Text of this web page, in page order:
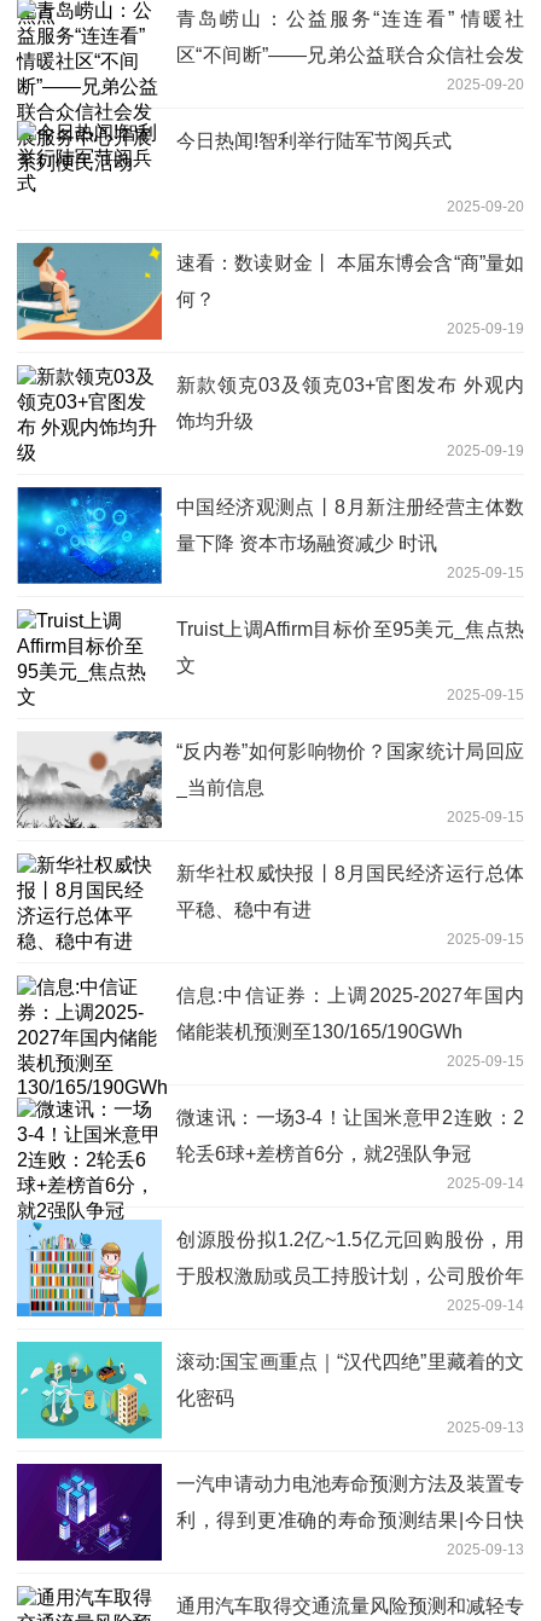
青岛崂山：公益服务“连连看” 情暖社
区“不间断”——兄弟公益联合众信社会发
2025-09-20
今日热闻!智利举行陆军节阅兵式
2025-09-20
速看：数读财金丨 本届东博会含“商”量如
何？
2025-09-19
新款领克03及领克03+官图发布 外观内
饰均升级
2025-09-19
中国经济观测点丨8月新注册经营主体数
量下降 资本市场融资减少 时讯
2025-09-15
Truist上调Affirm目标价至95美元_焦点热
文
2025-09-15
“反内卷”如何影响物价？国家统计局回应
_当前信息
2025-09-15
新华社权威快报丨8月国民经济运行总体
平稳、稳中有进
2025-09-15
信息:中信证券：上调2025-2027年国内
储能装机预测至130/165/190GWh
2025-09-15
微速讯：一场3-4！让国米意甲2连败：2
轮丢6球+差榜首6分，就2强队争冠
2025-09-14
创源股份拟1.2亿~1.5亿元回购股份，用
于股权激励或员工持股计划，公司股价年
2025-09-14
滚动:国宝画重点｜“汉代四绝”里藏着的文
化密码
2025-09-13
一汽申请动力电池寿命预测方法及装置专
利，得到更准确的寿命预测结果|今日快
2025-09-13
通用汽车取得交通流量风险预测和减轻专